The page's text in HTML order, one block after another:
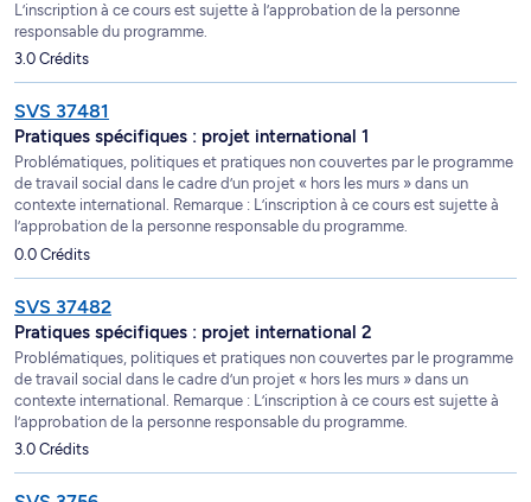
L’inscription à ce cours est sujette à l’approbation de la personne
responsable du programme.
3.0 Crédits
SVS 37481
Pratiques spécifiques : projet international 1
Problématiques, politiques et pratiques non couvertes par le programme
de travail social dans le cadre d’un projet « hors les murs » dans un
contexte international. Remarque : L’inscription à ce cours est sujette à
l’approbation de la personne responsable du programme.
0.0 Crédits
SVS 37482
Pratiques spécifiques : projet international 2
Problématiques, politiques et pratiques non couvertes par le programme
de travail social dans le cadre d’un projet « hors les murs » dans un
contexte international. Remarque : L’inscription à ce cours est sujette à
l’approbation de la personne responsable du programme.
3.0 Crédits